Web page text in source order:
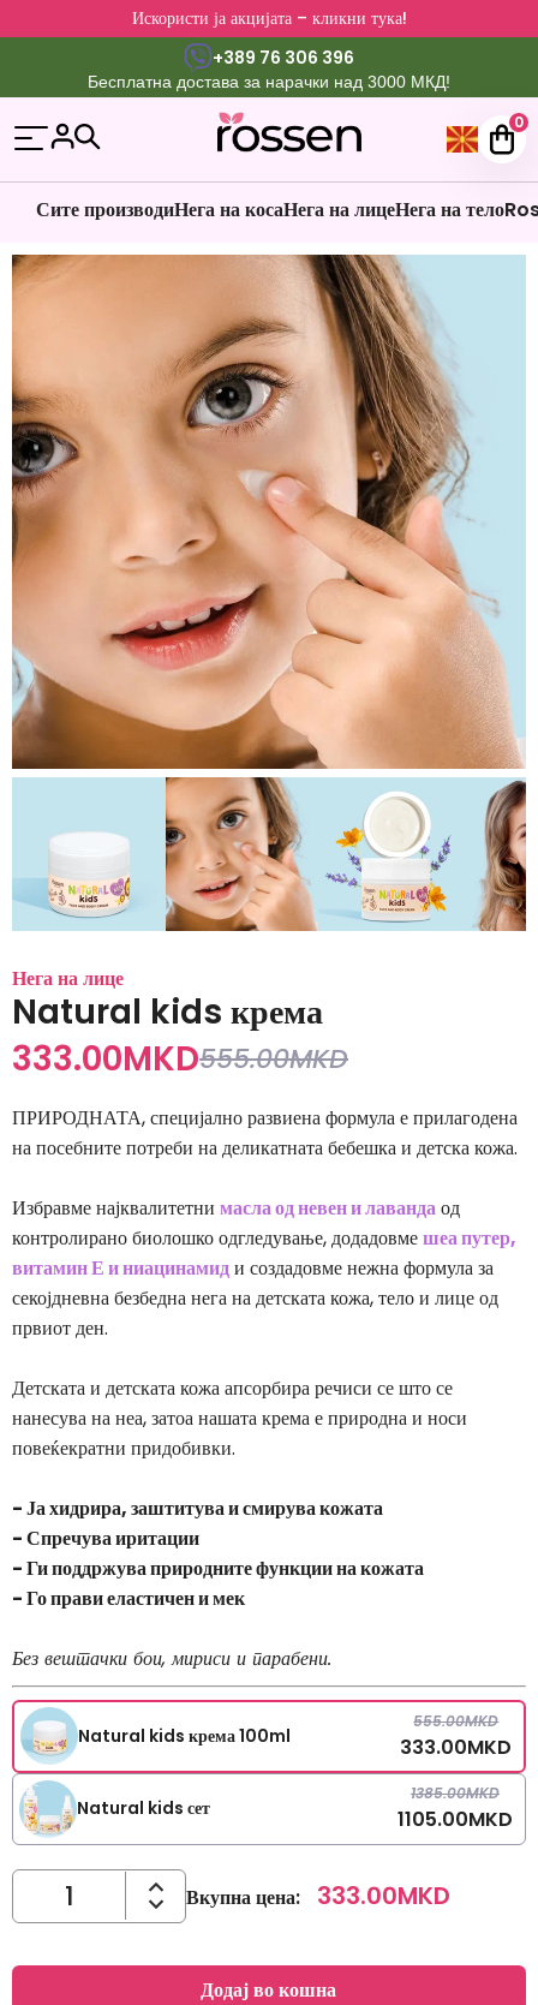
Искористи ја акцијата – кликни тука!
+389 76 306 396
Бесплатна достава за нарачки над 3000 МКД!
0
Сите производиНега на косаНега на лицеНега на тело
Нега на лице
Natural kids крема
333.00MKD555.00MKD
ПРИРОДНАТА, специјално развиена формула е прилагодена
на посебните потреби на деликатната бебешка и детска кожа.
Избравме најквалитетни масла од невен и лавандаод
контролирано биолошко одгледување, додадовмешеа путер,
витамин Е и ниацинамиди создадовме нежна формула за
секојдневна безбедна нега на детската кожа, тело и лице од
првиот ден.
Детската и детската кожа апсорбира речиси се што се
нанесува на неа, затоа нашата крема е природна и носи
повеќекратни придобивки.
- Ја хидрира, заштитува и смирува кожата
- Спречува иритации
- Ги поддржува природните функции на кожата
- Го прави еластичен и мек
Без вештачки бои, мириси и парабени.
Natural kids крема 100ml
555.00MKD
333.00MKD
Natural kids сет
1385.00MKD
1105.00MKD
Вкупна цена: 333.00MKD
Додај во кошна